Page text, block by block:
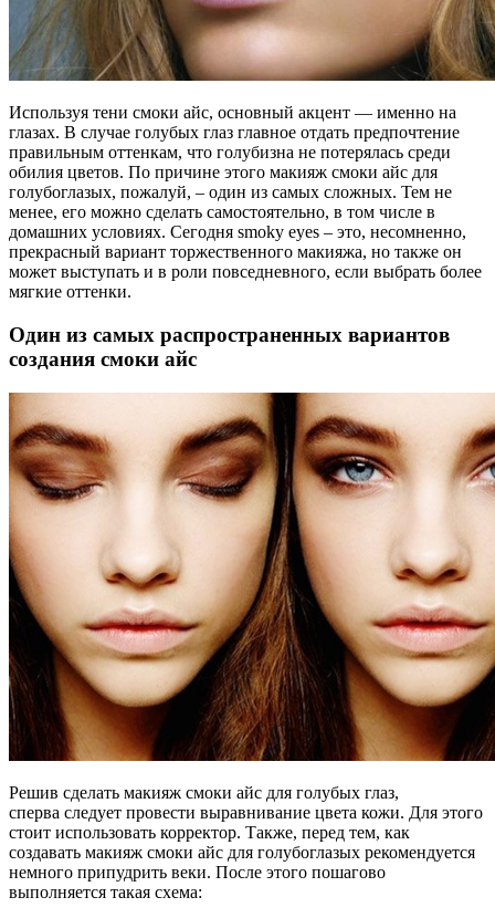
Используя тени смоки айс, основный акцент — именно на
глазах. В случае голубых глаз главное отдать предпочтение
правильным оттенкам, что голубизна не потерялась среди
обилия цветов. По причине этого макияж смоки айс для
голубоглазых, пожалуй, – один из самых сложных. Тем не
менее, его можно сделать самостоятельно, в том числе в
домашних условиях. Сегодня smoky eyes – это, несомненно,
прекрасный вариант торжественного макияжа, но также он
может выступать и в роли повседневного, если выбрать более
мягкие оттенки.
Один из самых распространенных вариантов
создания смоки айс
Решив сделать макияж смоки айс для голубых глаз,
сперва следует провести выравнивание цвета кожи. Для этого
стоит использовать корректор. Также, перед тем, как
создавать макияж смоки айс для голубоглазых рекомендуется
немного припудрить веки. После этого пошагово
выполняется такая схема: